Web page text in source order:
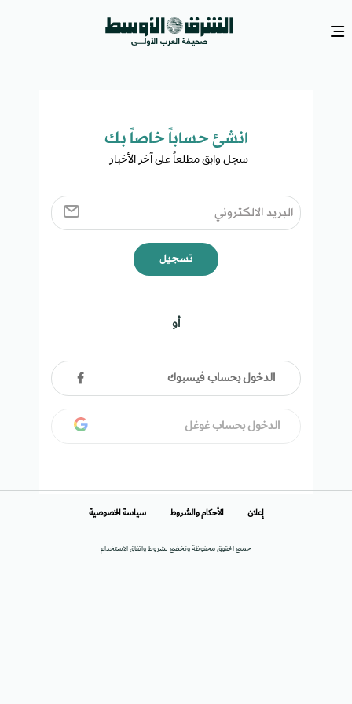
انشئ حساباً خاصاً بك​
سجل وابق مطلعاً على آخر الأخبار ​
تسجيل
أو
الدخول بحساب فيسبوك
الدخول بحساب غوغل
جميع الحقوق محفوظة وتخضع لشروط واتفاق الاستخدام
إعلان الأحكام والشروط سياسة الخصوصية